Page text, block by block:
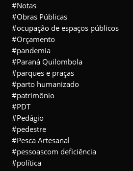
Notas
Obras Públicas
ocupação de espaços públicos
Orçamento
pandemia
Paraná Quilombola
parques e praças
parto humanizado
patrimônio
PDT
Pedágio
pedestre
Pesca Artesanal
pessoascom deficiência
política